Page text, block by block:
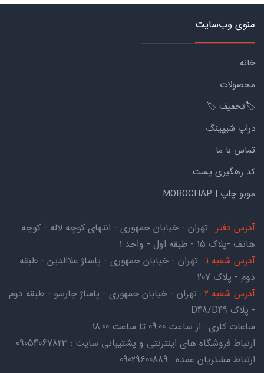
منوی وب‌سایت
خانه
محصولات
🏷️تخفیف 🏷️
دراپ شیپینگ
تماس با ما
کد رهگیری پست
موبو چاپ | MOBOCHAP
آدرس دفتر : تهران - خیابان جمهوری - انتهای کوچه لاله - کوچه
هاتف -پلاک ۱۵ - طبقه اول - واحد ۱
آدرس شعبه 1
: تهران - خیابان جمهوری - پاساژ علاالدین - طبقه
دوم - پلاک 207
آدرس شعبه 2
: تهران - خیابان جمهوری - پاساژ چارسو - طبقه دوم
- پلاک D48/D49
ساعات کاری : از ساعت 09:00 تا ساعت 18:00
ارتباط فروشگاه های اینترنتی و پشتیبانی سایت : 09054067823
ارتباط مشتریان عمده : 09029600889